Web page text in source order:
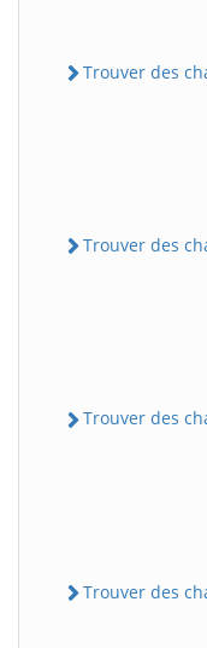
Trouver des
Trouver des
Trouver des
Trouver des